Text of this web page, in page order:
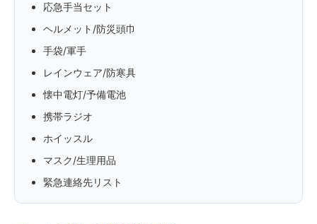
応急手当セット
ヘルメット/防災頭巾
手袋/軍手
レインウェア/防寒具
懐中電灯/予備電池
携帯ラジオ
ホイッスル
マスク/生理用品
緊急連絡先リスト